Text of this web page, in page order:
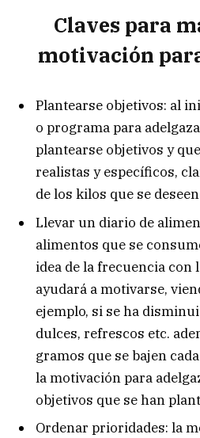
Claves para
motivación
Plantearse objetivos: al
o programa para
plantearse objetivos y
realistas y específicos,
de los kilos que se
Llevar un diario de
alimentos que se
idea de la frecuencia con
ayudará a motivarse,
ejemplo, si se ha
dulces, refrescos etc.
gramos que se bajen
la motivación para
objetivos que se han
Ordenar prioridades: la